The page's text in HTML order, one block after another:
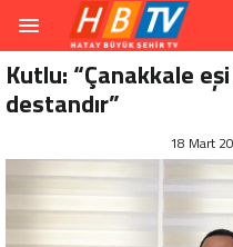
Kutlu: “Çanakkale
destandır”
18 Mart